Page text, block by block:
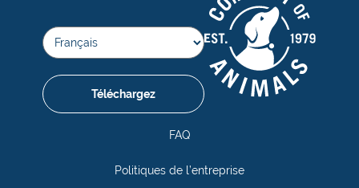
FAQ
Politiques de l’entreprise
Téléchargez